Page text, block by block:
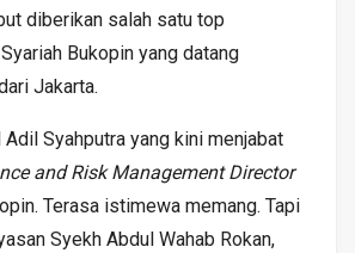
diberikan salah satu top
Bukopin yang datang
Jakarta.
Adil Syahputra yang kini menjabat
and Risk Management Director
Terasa istimewa memang. Tapi
Syekh Abdul Wahab Rokan,